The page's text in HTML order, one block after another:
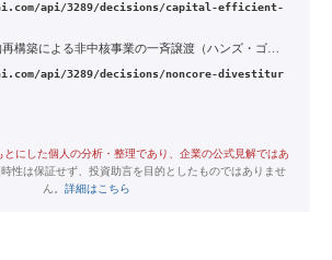
api/3289/decisions/capital-efficient-
2023年 抜本的再構築による非中核事業の一斉譲渡（ハンズ・ゴルフ場・スキー場・フィットネス）
api/3289/decisions/noncore-divestitur
にした個人の分析・整理であり、企業の公式見解ではあ
性は保証せず、投資助言を目的としたものではありませ
ん。 詳細はこちら